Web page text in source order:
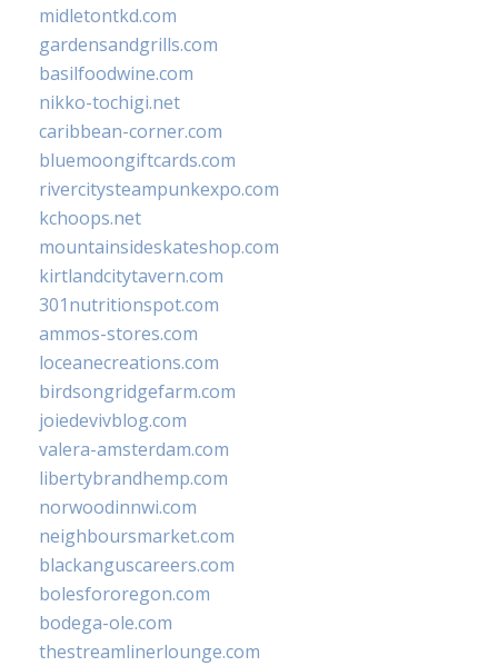
midletontkd.com
gardensandgrills.com
basilfoodwine.com
nikko-tochigi.net
caribbean-corner.com
bluemoongiftcards.com
rivercitysteampunkexpo.com
kchoops.net
mountainsideskateshop.com
kirtlandcitytavern.com
301nutritionspot.com
ammos-stores.com
loceanecreations.com
birdsongridgefarm.com
joiedevivblog.com
valera-amsterdam.com
libertybrandhemp.com
norwoodinnwi.com
neighboursmarket.com
blackanguscareers.com
bolesfororegon.com
bodega-ole.com
thestreamlinerlounge.com